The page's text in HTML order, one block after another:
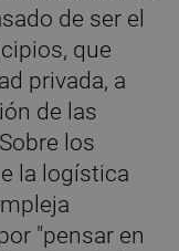
de ser el
que
privada, a
de las
los
la logística
"pensar en